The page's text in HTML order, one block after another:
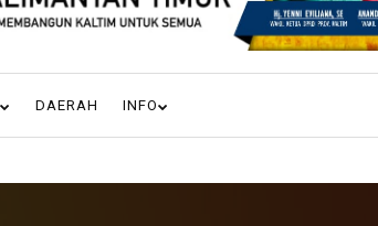
DAERAH INFO